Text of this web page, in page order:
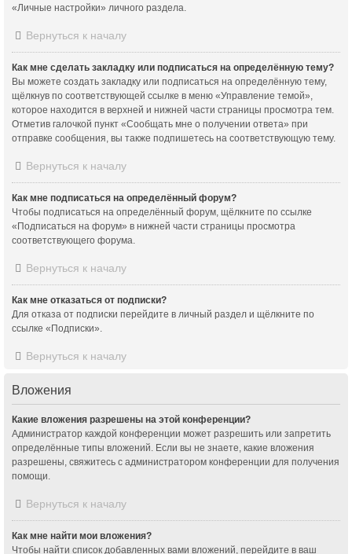
«Личные настройки» личного раздела.
Вернуться к началу
Как мне сделать закладку или подписаться на определённую тему?
Вы можете создать закладку или подписаться на определённую тему,
щёлкнув по соответствующей ссылке в меню «Управление темой»,
которое находится в верхней и нижней части страницы просмотра тем.
Отметив галочкой пункт «Сообщать мне о получении ответа» при
отправке сообщения, вы также подпишетесь на соответствующую тему.
Вернуться к началу
Как мне подписаться на определённый форум?
Чтобы подписаться на определённый форум, щёлкните по ссылке
«Подписаться на форум» в нижней части страницы просмотра
соответствующего форума.
Вернуться к началу
Как мне отказаться от подписки?
Для отказа от подписки перейдите в личный раздел и щёлкните по
ссылке «Подписки».
Вернуться к началу
Вложения
Какие вложения разрешены на этой конференции?
Администратор каждой конференции может разрешить или запретить
определённые типы вложений. Если вы не знаете, какие вложения
разрешены, свяжитесь с администратором конференции для получения
помощи.
Вернуться к началу
Как мне найти мои вложения?
Чтобы найти список добавленных вами вложений, перейдите в ваш